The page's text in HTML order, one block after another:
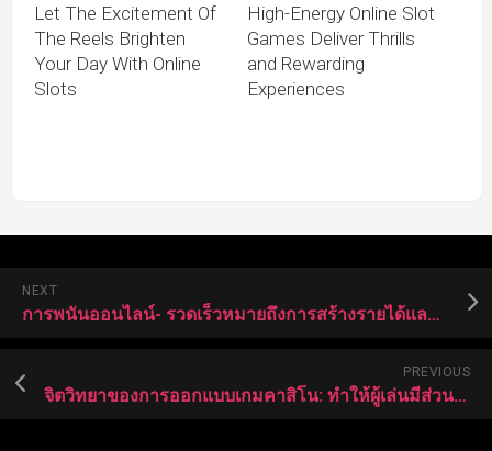
Let The Excitement Of
The Reels Brighten
Your Day With Online
Slots
High-Energy Online Slot
Games Deliver Thrills
and Rewarding
Experiences
NEXT
การพนันออนไลน์- รวดเร็วหมายถึงการสร้างรายได้และความบันเทิง
PREVIOUS
จิตวิทยาของการออกแบบเกมคาสิโน: ทำให้ผู้เล่นมีส่วนร่วม